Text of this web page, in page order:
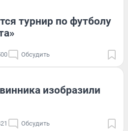
турнир по футболу
Обсудить
изобразили
Обсудить